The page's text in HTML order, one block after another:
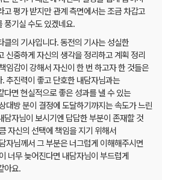
고 평가 받지만 관계 측면에서는 조금 차갑고
풍기실 수도 있겠네요.
클의 기사입니다. 동전의 기사는 성실한
신중하게 자신의 생각을 정리하고 계획 정리
임감이 강해서 자신이 한 번 하고자 한 것들은
추진력이 좋고 단호한 내담자님과는
다면 현실적으로 좋은 성과를 낼 수 있는
대방 분이 결정에 도달하기까지는 속도가 느린
담자님이 보시기엔 답답한 부분이 존재할 것
자신의 선택에 책임을 지기 위해서
자님께서 그 부분은 너그럽게 이해해주시면
너무 늦어진다면 내담자님이 부드럽게
아요.